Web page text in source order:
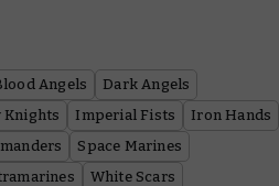
Angels
Dark Angels
Knights Imperial Fists
Iron Hands
Space Marines
White Scars